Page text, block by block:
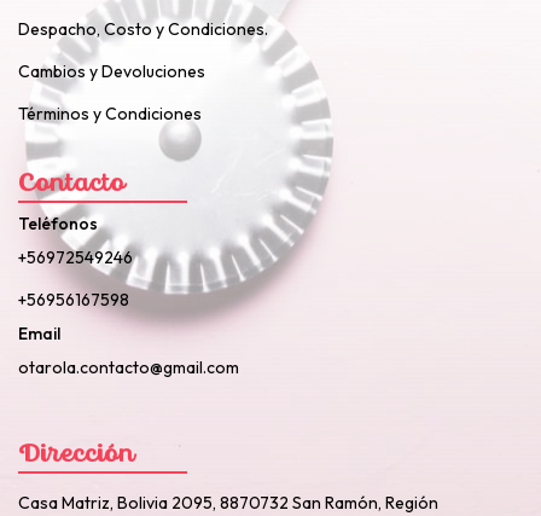
Despacho, Costo y Condiciones.
Cambios y Devoluciones
Términos y Condiciones
Contacto
Teléfonos
+56972549246
+56956167598
Email
otarola.contacto@gmail.com
Dirección
Casa Matriz, Bolivia 2095, 8870732 San Ramón, Región